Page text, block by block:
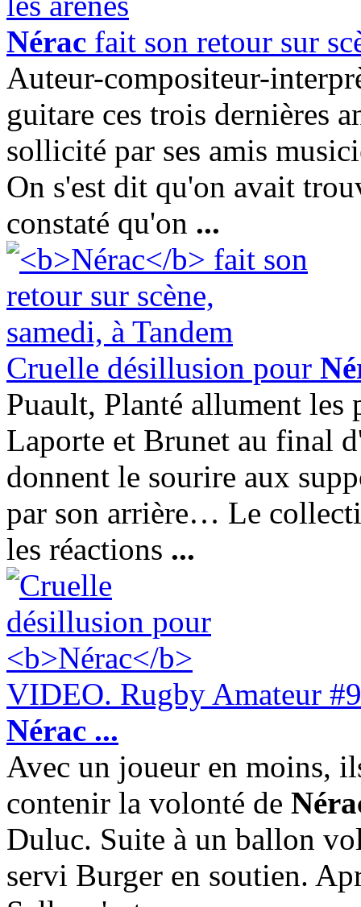
Nérac fait son retour sur
Auteur-compositeur-
guitare ces trois dernières
sollicité par ses amis
On s'est dit qu'on avait
constaté qu'on ...
Cruelle désillusion pour
Puault, Planté allument les
Laporte et Brunet au final
donnent le sourire aux
par son arrière… Le
les réactions ...
VIDEO. Rugby Amateur
Nérac ...
Avec un joueur en moins,
contenir la volonté de
Duluc. Suite à un ballon
servi Burger en soutien.